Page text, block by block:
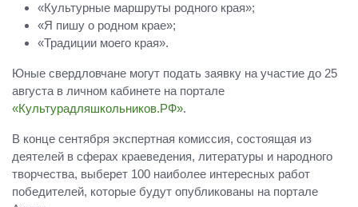
«Культурные маршруты родного края»;
«Я пишу о родном крае»;
«Традиции моего края».
Юные свердловчане могут подать заявку на участие до 25
августа в личном кабинете на портале
«Культурадляшкольников.РФ».
В конце сентября экспертная комиссия, состоящая из
деятелей в сферах краеведения, литературы и народного
творчества, выберет 100 наиболее интересных работ
победителей, которые будут опубликованы на портале